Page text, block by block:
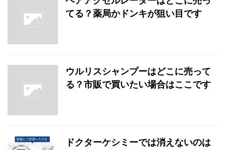
てる？薬局かドンキが狙い目です
ウルリスシャンプーはどこに売って
る？市販で買いたい場合はここです
ドクターケシミーでは消えないのは